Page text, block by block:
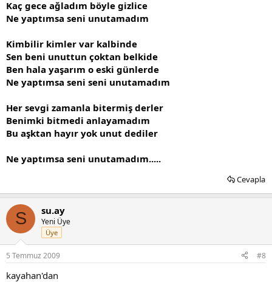
Kaç gece ağladım böyle gizlice
Ne yaptımsa seni unutamadım
Kimbilir kimler var kalbinde
Sen beni unuttun çoktan belkide
Ben hala yaşarım o eski günlerde
Ne yaptımsa seni seni unutamadım
Her sevgi zamanla bitermiş derler
Benimki bitmedi anlayamadım
Bu aşktan hayır yok unut dediler
Ne yaptımsa seni unutamadım.....
Cevapla
S su.ay
Yeni Üye
Üye
5 Temmuz 2009 #8
kayahan'dan